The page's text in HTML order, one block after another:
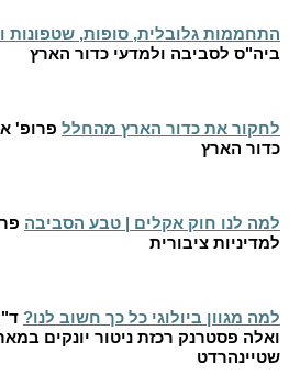
התחממות גלובלית, סופות, שטפונות
ביה"ס לסביבה ולמדעי כדור הארץ
לחקור את כדור הארץ מהחלל פרופ'
כדור הארץ
למה לנו חוק אקלים | טבע הסביבה
למדיניות ציבורית
למה מגוון ביולוגי כל כך חשוב לנו?
ואלה פסטרנק רכזת ניטור יונקים
שטיינהרדט